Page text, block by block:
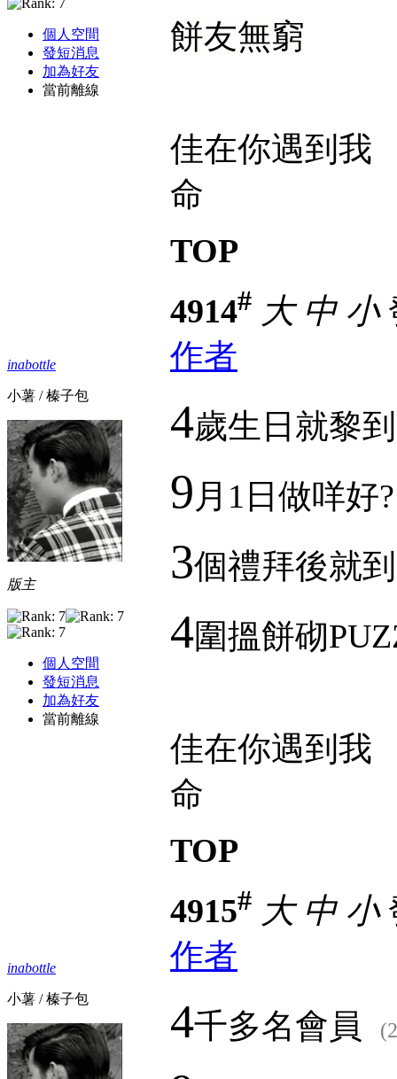
個人空間
發短消息
加為好友
當前離線
餅友無窮
佳在你遇到
命
TOP
inabottle
小薯 / 榛子包
版主
個人空間
發短消息
加為好友
當前離線
4914# 大 中 小
作者
4歲生日就黎到
9 月1日做咩好?
3個禮拜後就
4圍搵餅砌
佳在你遇到
命
TOP
inabottle
小薯 / 榛子包
4915# 大 中 小
作者
4千多名會員